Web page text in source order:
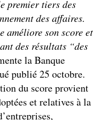
premier tiers des
des affaires.
améliore son score et
des résultats “des
la Banque
publié 25 octobre.
du score provient
et relatives à la